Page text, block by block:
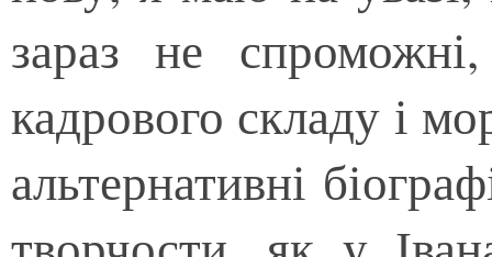
зараз не
кадрового складу і
альтернативні